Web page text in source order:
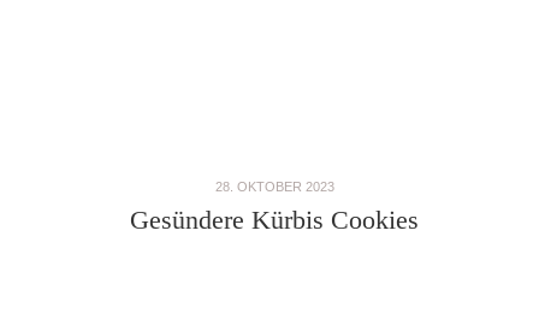
28. OKTOBER 2023
Gesündere Kürbis Cookies